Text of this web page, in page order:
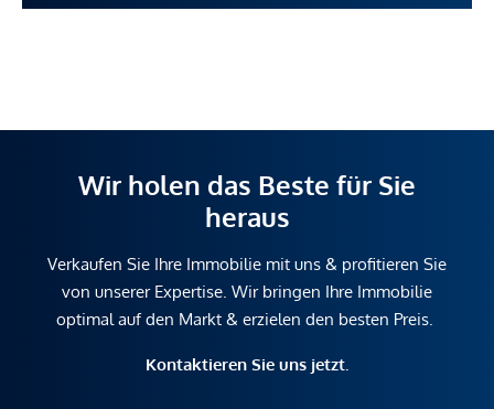
Wir holen das Beste für Sie
heraus
Verkaufen Sie Ihre Immobilie mit uns & profitieren Sie
von unserer Expertise. Wir bringen Ihre Immobilie
optimal auf den Markt & erzielen den besten Preis.
Kontaktieren Sie uns jetzt.